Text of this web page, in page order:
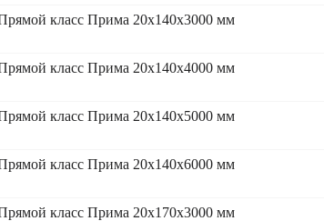
класс Прима 20x140x3000 мм
класс Прима 20x140x4000 мм
класс Прима 20x140x5000 мм
класс Прима 20x140x6000 мм
класс Прима 20x170x3000 мм